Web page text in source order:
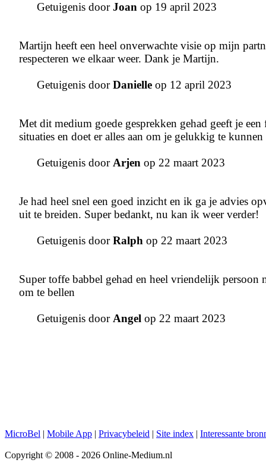
Getuigenis doorJoan op 19 april 2023
Martijn heeft een heel onverwachte visie op mijn
respecteren we elkaar weer. Dank je Martijn.
Getuigenis doorDanielle op 12 april 2023
Met dit medium goede gesprekken gehad geeft je
situaties en doet er alles aan om je gelukkig te
Getuigenis doorArjen op 22 maart 2023
Je had heel snel een goed inzicht en ik ga je advies
uit te breiden. Super bedankt, nu kan ik weer verder!
Getuigenis doorRalph op 22 maart 2023
Super toffe babbel gehad en heel vriendelijk persoon
om te bellen
Getuigenis doorAngel op 22 maart 2023
MicroBel | Mobile App | Privacybeleid | Site index | Interessante
Copyright © 2008 - 2026 Online-Medium.nl